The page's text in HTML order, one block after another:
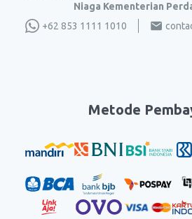
Niaga Kementerian
+62 853 1111 1010
Metode